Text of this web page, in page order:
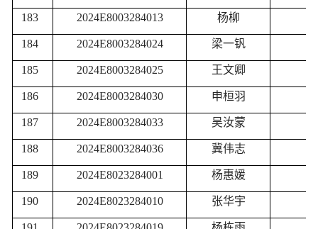
183 2024E8003284013 杨柳
184 2024E8003284024 梁一钒
185 2024E8003284025 王文卿
186 2024E8003284030 申桓羽
187 2024E8003284033 吴汝蒙
188 2024E8003284036 冀伟志
189 2024E8023284001 杨惠媛
190 2024E8023284010 张华宇